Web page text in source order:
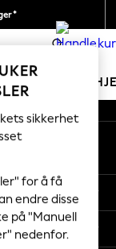
0
sikkerhet
for å få
endre disse
på "Manuell
nedenfor.